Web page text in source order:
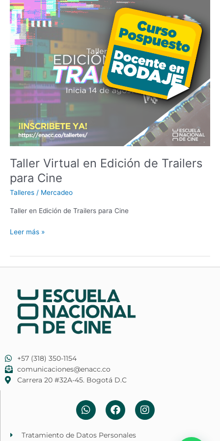
Taller Virtual en Edición de Trailers
para Cine
Talleres / Mercadeo
Taller en Edición de Trailers para Cine
Taller
Virtual
en
Edición
de
Trailers
para
Cine
Leer más »
+57 (318) 350-1154
comunicaciones@enacc.co
​Carrera 20 #32A-45. Bogotá D.C
W
h
t
F
a
e
I
n
Tratamiento de Datos Personales